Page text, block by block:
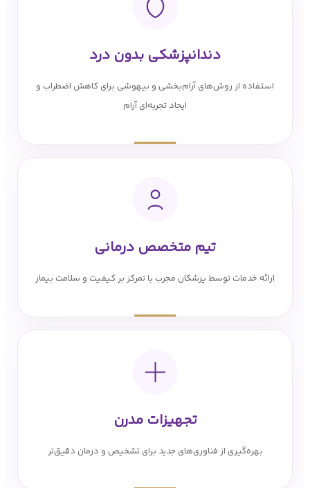
دندانپزشکی بدون درد
استفاده از روش‌های آرام‌بخشی و بیهوشی برای کاهش اضطراب و
ایجاد تجربه‌ای آرام
تیم متخصص درمانی
ارائه خدمات توسط پزشکان مجرب با تمرکز بر کیفیت و سلامت بیمار
تجهیزات مدرن
بهره‌گیری از فناوری‌های جدید برای تشخیص و درمان دقیق‌تر